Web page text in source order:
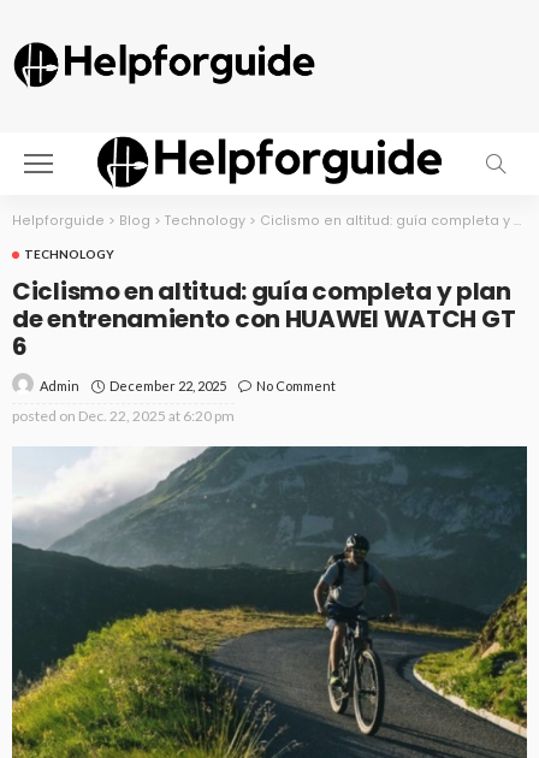
Helpforguide > Blog > Technology > Ciclismo en altitud: guía completa y plan de entrenamiento con HUAWEI WATCH GT 6
TECHNOLOGY
Ciclismo en altitud: guía completa y plan
de entrenamiento con HUAWEI WATCH GT
6
Admin December 22, 2025 No Comment
posted on Dec. 22, 2025 at 6:20 pm